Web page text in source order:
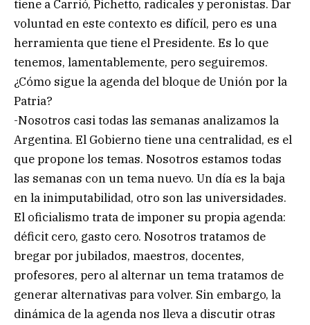
tiene a Carrió, Pichetto, radicales y peronistas. Dar
voluntad en este contexto es difícil, pero es una
herramienta que tiene el Presidente. Es lo que
tenemos, lamentablemente, pero seguiremos.
¿Cómo sigue la agenda del bloque de Unión por la
Patria?
-Nosotros casi todas las semanas analizamos la
Argentina. El Gobierno tiene una centralidad, es el
que propone los temas. Nosotros estamos todas
las semanas con un tema nuevo. Un día es la baja
en la inimputabilidad, otro son las universidades.
El oficialismo trata de imponer su propia agenda:
déficit cero, gasto cero. Nosotros tratamos de
bregar por jubilados, maestros, docentes,
profesores, pero al alternar un tema tratamos de
generar alternativas para volver. Sin embargo, la
dinámica de la agenda nos lleva a discutir otras